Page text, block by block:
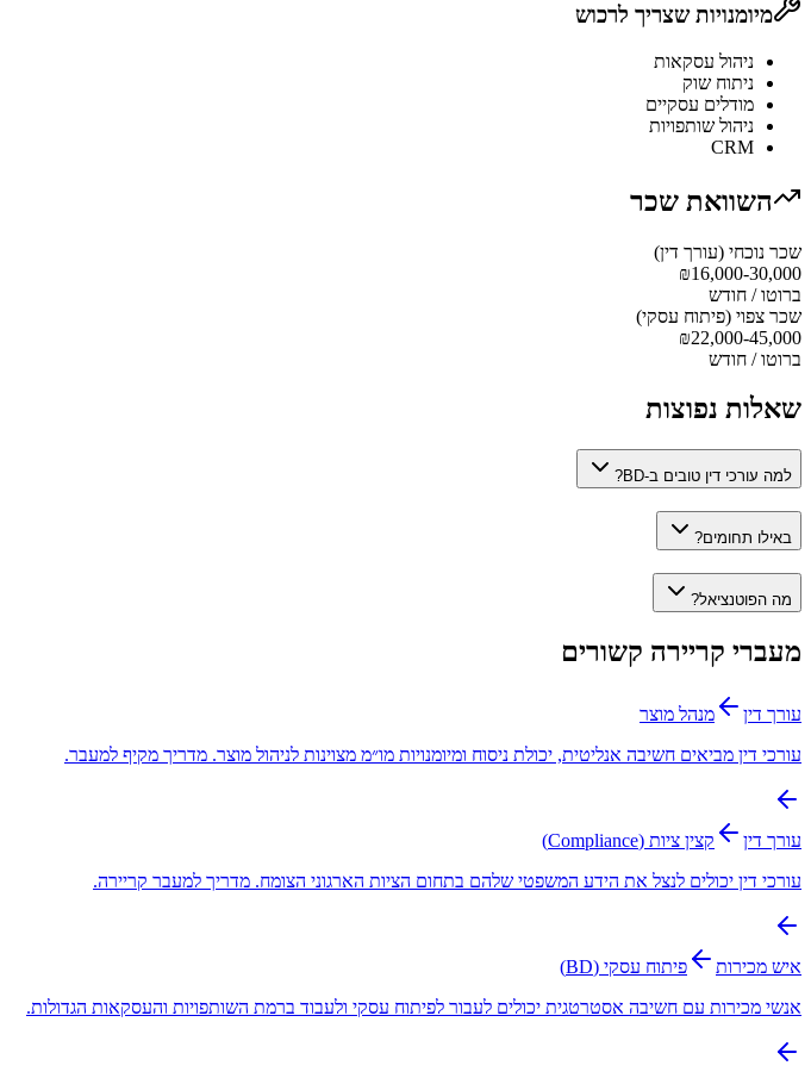
מיומנויות שצריך לרכוש
ניהול עסקאות
ניתוח שוק
מודלים עסקיים
ניהול שותפויות
CRM
השוואת שכר
שכר נוכחי (עורך דין)
₪16,000-30,000
ברוטו / חודש
שכר צפוי (פיתוח עסקי)
₪22,000-45,000
ברוטו / חודש
שאלות נפוצות
למה עורכי דין טובים ב-BD?
באילו תחומים?
מה הפוטנציאל?
מעברי קריירה קשורים
עורך דין
מנהל מוצר
עורכי דין מביאים חשיבה אנליטית, יכולת ניסוח ומיומנויות מו״מ מצוינות לניהול מוצר. מדריך מקיף למעבר.
עורך דין
קצין ציות (Compliance)
עורכי דין יכולים לנצל את הידע המשפטי שלהם בתחום הציות הארגוני הצומח. מדריך למעבר קריירה.
איש מכירות
פיתוח עסקי (BD)
אנשי מכירות עם חשיבה אסטרטגית יכולים לעבור לפיתוח עסקי ולעבוד ברמת השותפויות והעסקאות הגדולות.